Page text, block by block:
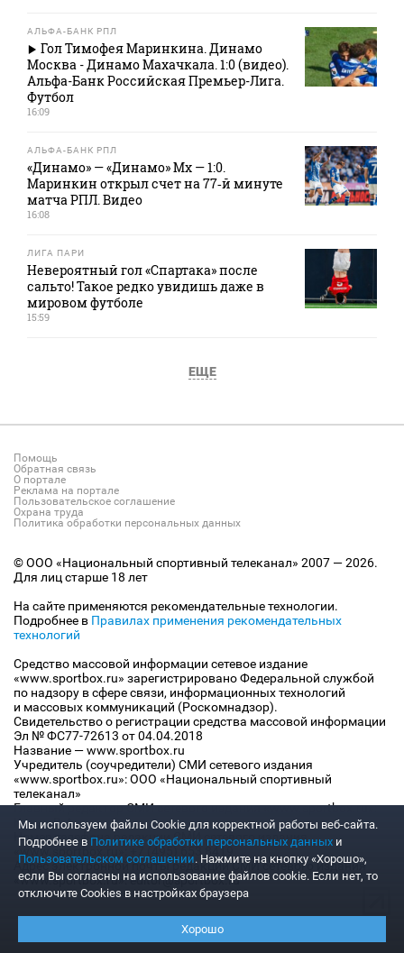
АЛЬФА-БАНК РПЛ
Гол Тимофея Маринкина. Динамо
Москва - Динамо Махачкала. 1:0 (видео).
Альфа-Банк Российская Премьер-Лига.
Футбол
16:09
АЛЬФА-БАНК РПЛ
«Динамо» — «Динамо» Мх — 1:0.
Маринкин открыл счет на 77‑й минуте
матча РПЛ. Видео
16:08
ЛИГА ПАРИ
Невероятный гол «Спартака» после
сальто! Такое редко увидишь даже в
мировом футболе
15:59
ЕЩЕ
Помощь
Обратная связь
О портале
Реклама на портале
Пользовательское соглашение
Охрана труда
Политика обработки персональных данных
© ООО «Национальный спортивный телеканал» 2007 — 2026.
Для лиц старше 18 лет
На сайте применяются рекомендательные технологии.
Подробнее в Правилах применения рекомендательных
технологий
Средство массовой информации сетевое издание
«www.sportbox.ru» зарегистрировано Федеральной службой
по надзору в сфере связи, информационных технологий
и массовых коммуникаций (Роскомнадзор).
Свидетельство о регистрации средства массовой информации
Эл № ФС77-72613 от 04.04.2018
Название — www.sportbox.ru
Учредитель (соучредители) СМИ сетевого издания
«www.sportbox.ru»: ООО «Национальный спортивный
телеканал»
Главный редактор СМИ сетевого издания «www.sportbox.ru»:
Конов В.А.
Номер телефона редакции СМИ сетевого издания
«www.sportbox.ru»: +7 (495) 653 8419
Адрес электронной почты редакции СМИ сетевого издания
«www.sportbox.ru»: editor@sportbox.ru
Мы используем файлы Сookie для корректной работы веб-сайта.
Подробнее в Политике обработки персональных данных и
Пользовательском соглашении. Нажмите на кнопку «Хорошо»,
если Вы согласны на использование файлов cookie. Если нет, то
отключите Cookies в настройках браузера
Хорошо